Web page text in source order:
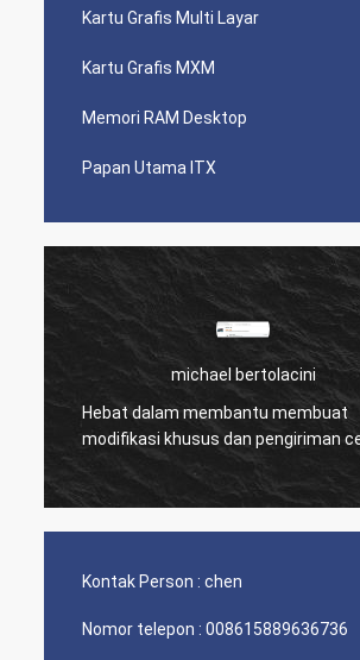
Kartu Grafis Multi Layar
Kartu Grafis MXM
Memori RAM Desktop
Papan Utama ITX
michael bertolacini
dalam membantu membuat
khusus dan pengiriman cepat
Kontak Person : chen
Nomor telepon : 008615889636736